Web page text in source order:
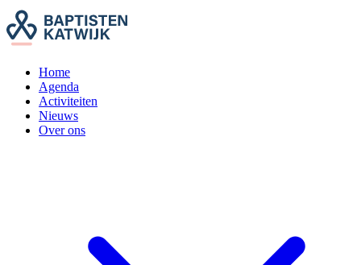
Home
Agenda
Activiteiten
Nieuws
Over ons